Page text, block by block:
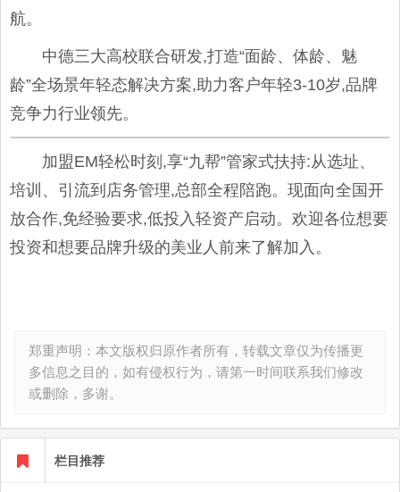
航。
中德三大高校联合研发,打造“面龄、体龄、魅
龄”全场景年轻态解决方案,助力客户年轻3-10岁,品牌
竞争力行业领先。
加盟EM轻松时刻,享“九帮”管家式扶持:从选址、
培训、引流到店务管理,总部全程陪跑。现面向全国开
放合作,免经验要求,低投入轻资产启动。欢迎各位想要
投资和想要品牌升级的美业人前来了解加入。
郑重声明：本文版权归原作者所有，转载文章仅为传播更
多信息之目的，如有侵权行为，请第一时间联系我们修改
或删除，多谢。
栏目推荐